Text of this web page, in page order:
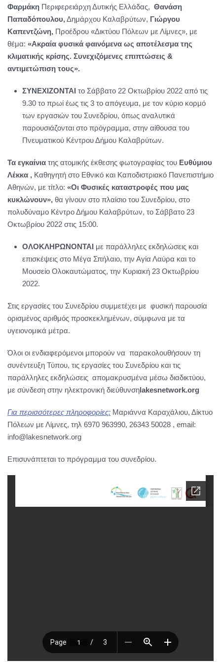
Φαρμάκη Περιφερειάρχη Δυτικής Ελλάδας, Θανάση
Παπαδόπουλου,Δημάρχου Καλαβρύτων, Γιώργου
Καπεντζώνη, Προέδρου «Δικτύου Πόλεων με Λίμνες», με
θέμα: «Ακραία φυσικά φαινόμενα ως αποτέλεσμα της
κλιματικής κρίσης. Συνεχιζόμενες επιπτώσεις &
αντιμετώπιση τους».
ΣΥΝΕΧΙΖΟΝΤΑΙ το Σάββατο 22 Οκτωβρίου 2022 από τις
9.30 το πρωί έως τις 3 το απόγευμα, με τον κύριο κορμό
των εργασιών του Συνεδρίου, όπως αναλυτικά
παρουσιάζονται στο πρόγραμμα, στην αίθουσα του
Πνευματικού Κέντρου Δήμου Καλαβρύτων.
Τα εγκαίνια της ατομικής έκθεσης φωτογραφίας του Ευθύμιου
Λέκκα , Καθηγητή στο Εθνικό και Καποδιστριακό Πανεπιστήμιο
Αθηνών, με τίτλο: «Οι Φυσικές καταστροφές που μας
κυκλώνουν», θα γίνουν στο πλαίσιο του Συνεδρίου, στο
πολυδύναμο Κέντρο Δήμου Καλαβρύτων, το Σάββατο 23
Οκτωβρίου 2022 στις 15:00.
ΟΛΟΚΛΗΡΩΝΟΝΤΑΙ με παράλληλες εκδηλώσεις και
επισκέψεις στο Μέγα Σπήλαιο, την Αγία Λαύρα και το
Μουσείο Ολοκαυτώματος, την Κυριακή 23 Οκτωβρίου
2022.
Στις εργασίες του Συνεδρίου συμμετέχει με φυσική παρουσία
ορισμένος αριθμός προσκεκλημένων, σύμφωνα με τα
υγειονομικά μέτρα.
Όλοι οι ενδιαφερόμενοι μπορούν να παρακολουθήσουν τη
συνέντευξη Τύπου, τις εργασίες του Συνεδρίου και τις
παράλληλες εκδηλώσεις απομακρυσμένα μέσω διαδικτύου,
με σύνδεση στην ηλεκτρονική διεύθυνσηlakesnetwork.org
Για περισσότερες πληροφορίες: Μαριάννα Καραχάλιου, Δίκτυο
Πόλεων με Λίμνες, τηλ 6970 963990, 26343 50028 , email:
info@lakesnetwork.org
Επισυνάπτεται το πρόγραμμα του συνεδρίου.